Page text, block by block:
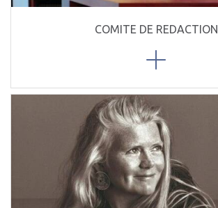
COMITE DE REDACTION